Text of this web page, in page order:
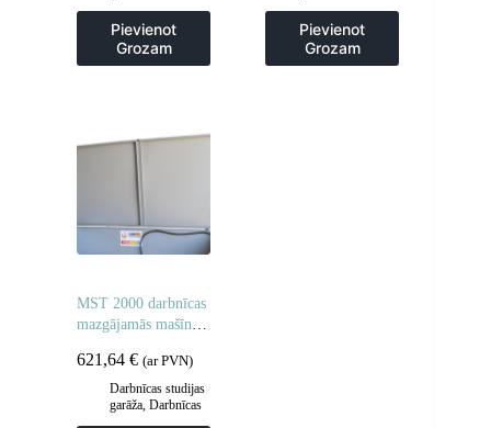
mazgātavas
Paplāksnes un
darbnīcu lupatas
Pievienot
Grozam
mazgātavas
,
Paplāksnes un
darbnīcu lupatas
Pievienot
Grozam
MST 2000 darbnīcas
mazgājamās mašīnas
621,64 € (ar PVN)
Darbnīcas studijas
garāža, Darbnīcas